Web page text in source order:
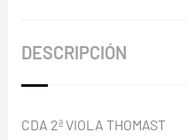
Wolfr
DESCRIPCIÓN
CDA 2ª VIOLA THOMAST